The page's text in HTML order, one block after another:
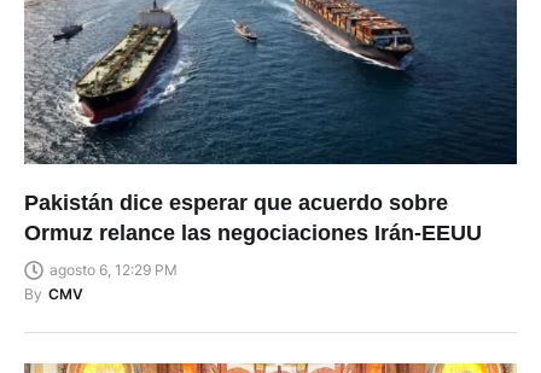
Pakistán dice esperar que acuerdo sobre
Ormuz relance las negociaciones Irán-EEUU
agosto 6, 12:29 PM
By CMV